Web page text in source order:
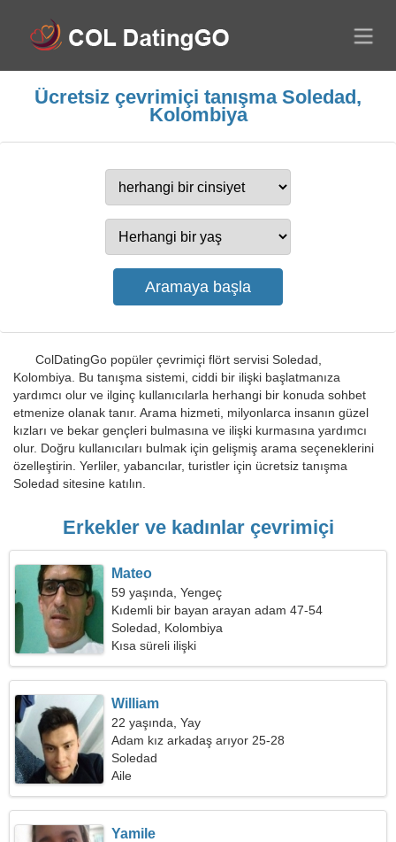
Ücretsiz çevrimiçi tanışma Soledad,
Kolombiya
ColDatingGo popüler çevrimiçi flört servisi Soledad,
Kolombiya. Bu tanışma sistemi, ciddi bir ilişki başlatmanıza
yardımcı olur ve ilginç kullanıcılarla herhangi bir konuda sohbet
etmenize olanak tanır. Arama hizmeti, milyonlarca insanın güzel
kızları ve bekar gençleri bulmasına ve ilişki kurmasına yardımcı
olur. Doğru kullanıcıları bulmak için gelişmiş arama seçeneklerini
özelleştirin. Yerliler, yabancılar, turistler için ücretsiz tanışma
Soledad sitesine katılın.
Erkekler ve kadınlar çevrimiçi
Mateo
59 yaşında, Yengeç
Kıdemli bir bayan arayan adam 47-54
Soledad, Kolombiya
Kısa süreli ilişki
William
22 yaşında, Yay
Adam kız arkadaş arıyor 25-28
Soledad
Aile
Yamile